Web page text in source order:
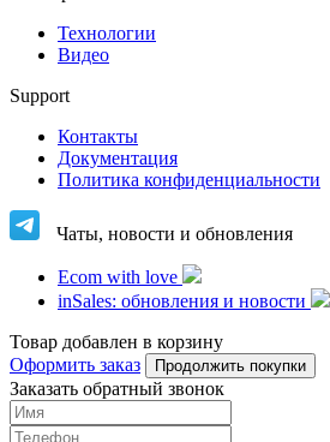
Технологии
Видео
Support
Контакты
Документация
Политика конфиденциальности
Чаты, новости и обновления
Ecom with love
inSales: обновления и новости
Товар добавлен в корзину
Оформить заказ
Продолжить покупки
Заказать обратный звонок